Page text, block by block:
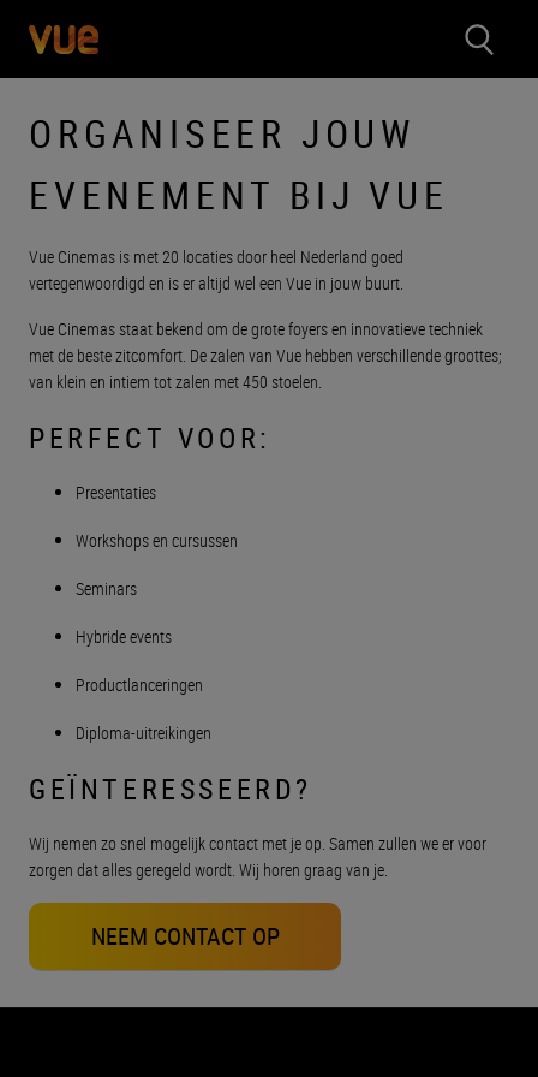
ORGANISEER JOUW
EVENEMENT BIJ VUE
Vue Cinemas is met 20 locaties door heel Nederland goed
vertegenwoordigd en is er altijd wel een Vue in jouw buurt.
Vue Cinemas staat bekend om de grote foyers en innovatieve techniek
met de beste zitcomfort. De zalen van Vue hebben verschillende groottes;
van klein en intiem tot zalen met 450 stoelen.
PERFECT VOOR:
Presentaties
Workshops en cursussen
Seminars
Hybride events
Productlanceringen
Diploma-uitreikingen
GEÏNTERESSEERD?
Wij nemen zo snel mogelijk contact met je op. Samen zullen we er voor
zorgen dat alles geregeld wordt. Wij horen graag van je.
NEEM CONTACT OP